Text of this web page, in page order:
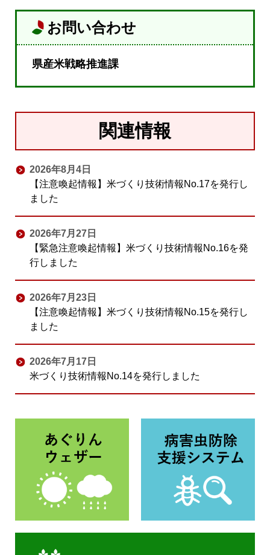
お問い合わせ
県産米戦略推進課
関連情報
2026年8月4日
【注意喚起情報】米づくり技術情報No.17を発行し
ました
2026年7月27日
【緊急注意喚起情報】米づくり技術情報No.16を発
行しました
2026年7月23日
【注意喚起情報】米づくり技術情報No.15を発行し
ました
2026年7月17日
米づくり技術情報No.14を発行しました